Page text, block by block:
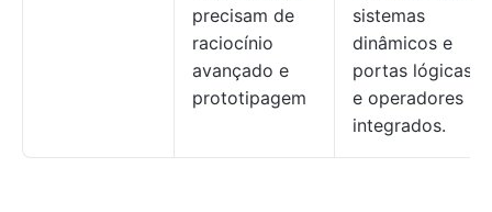
precisam de
raciocínio
avançado e
prototipagem
sistemas
dinâmicos e
portas lógicas
e operadores
integrados.